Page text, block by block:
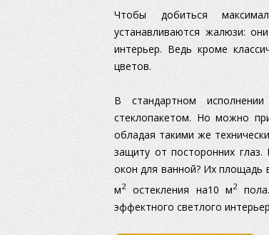
Чтобы добиться
устанавливаются жалюзи:
интерьер. Ведь кроме
цветов.
В стандартном
стеклопакетом. Но можно
обладая такими же
защиту от посторонних
окон для ванной? Их площадь
м2 остекления на10 м2
эффектного светлого